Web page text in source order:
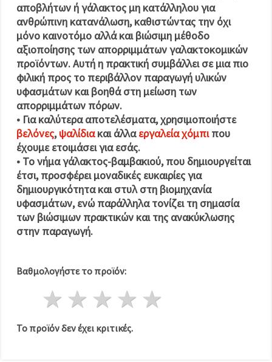
αποβλήτων ή γάλακτος μη κατάλληλου για
ανθρώπινη κατανάλωση, καθιστώντας την όχι
μόνο καινοτόμο αλλά και βιώσιμη μέθοδο
αξιοποίησης των απορριμμάτων γαλακτοκομικών
προϊόντων. Αυτή η πρακτική συμβάλλει σε μια πιο
φιλική προς το περιβάλλον παραγωγή υλικών
υφασμάτων και βοηθά στη μείωση των
απορριμμάτων πόρων.
• Για καλύτερα αποτελέσματα, χρησιμοποιήστε
βελόνες,ψαλίδιακαι άλλαεργαλεία χόμπιπου
έχουμε ετοιμάσει για εσάς.
• Το νήμα γάλακτος-βαμβακιού,που δημιουργείται
έτσι, προσφέρει μοναδικές ευκαιρίες για
δημιουργικότητα και στυλ στη βιομηχανία
υφασμάτων, ενώ παράλληλα τονίζει τη σημασία
των βιώσιμων πρακτικών και της ανακύκλωσης
στην παραγωγή.
Βαθμολογήστε το προϊόν:
4 Αστέρια
3 Αστέρια
2 Αστέρια
1 Αστέρι
Το προϊόν δεν έχει κριτικές.